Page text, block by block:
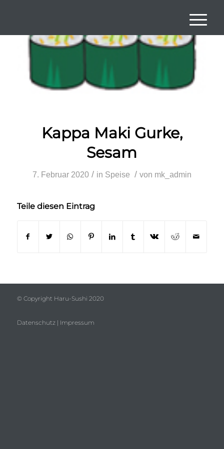
Kappa Maki Gurke,
Sesam
7. Februar 2020 / in Speise / von mk_admin
Teile diesen Eintrag
© Copyright Haru-Sushi 2020
Datenschutz| Impressum